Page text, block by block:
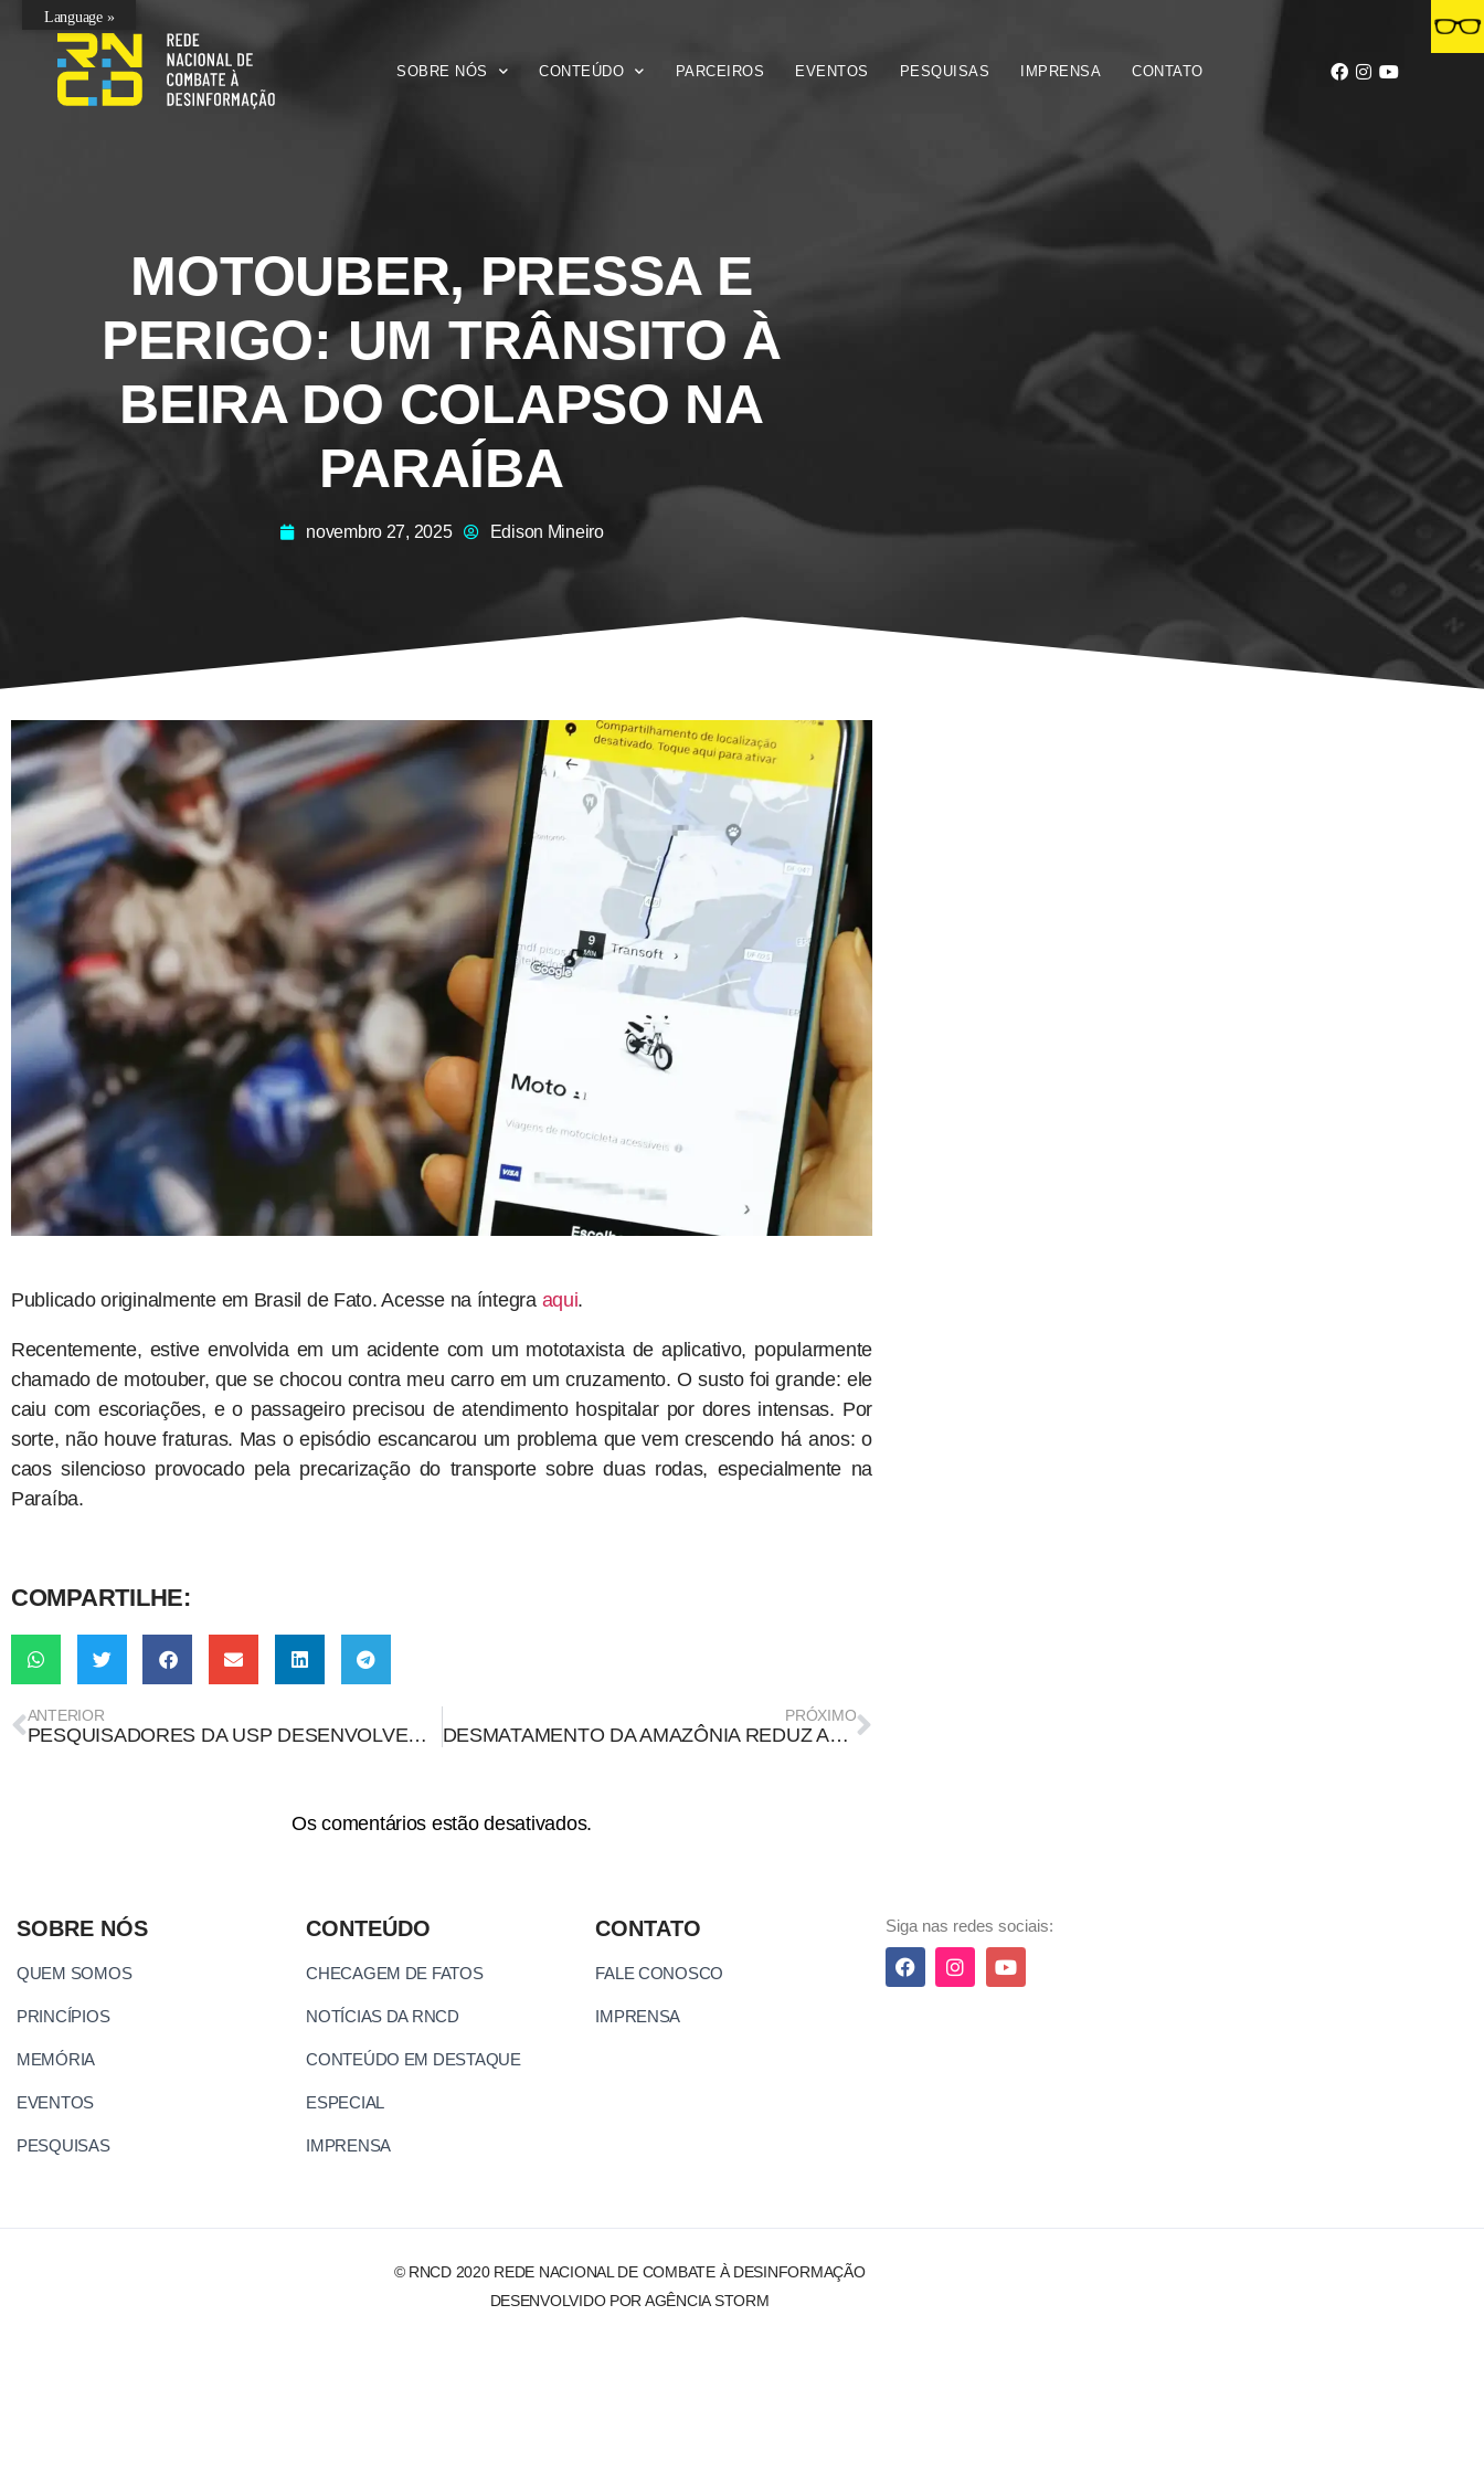
SOBRE NÓS CONTEÚDO PARCEIROS EVENTOS PESQUISAS IMPRENSA CONTATO
MOTOUBER, PRESSA E
PERIGO: UM TRÂNSITO À
BEIRA DO COLAPSO NA
PARAÍBA
novembro 27, 2025 Edison Mineiro
Publicado originalmente em Brasil de Fato. Acesse na íntegra aqui.
Recentemente, estive envolvida em um acidente com um mototaxista de aplicativo, popularmente
chamado de motouber, que se chocou contra meu carro em um cruzamento. O susto foi grande: ele
caiu com escoriações, e o passageiro precisou de atendimento hospitalar por dores intensas. Por
sorte, não houve fraturas. Mas o episódio escancarou um problema que vem crescendo há anos: o
caos silencioso provocado pela precarização do transporte sobre duas rodas, especialmente na
Paraíba.
COMPARTILHE:
ANTERIOR
PESQUISADORES DA USP DESENVOLVEM TOMÓGRAFO DE MAMA POR ULTRASSOM COM TECNOLOGIA NACIONAL
PRÓXIMO
DESMATAMENTO DA AMAZÔNIA REDUZ ACESSO À CARNE DE CAÇA E AFETA NUTRIÇÃO DE COMUNIDADES TRADICIONAIS
Os comentários estão desativados.
SOBRE NÓS
QUEM SOMOS
PRINCÍPIOS
MEMÓRIA
EVENTOS
PESQUISAS
CONTEÚDO
CHECAGEM DE FATOS
NOTÍCIAS DA RNCD
CONTEÚDO EM DESTAQUE
ESPECIAL
IMPRENSA
CONTATO
FALE CONOSCO
IMPRENSA
Siga nas redes sociais:
© RNCD 2020 REDE NACIONAL DE COMBATE À DESINFORMAÇÃO
DESENVOLVIDO POR AGÊNCIA STORM
Language »